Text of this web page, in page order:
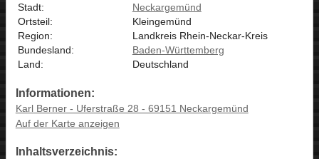
Stadt:
Neckargemünd
Ortsteil:
Kleingemünd
Region:
Landkreis Rhein-Neckar-Kreis
Bundesland:
Baden-Württemberg
Land:
Deutschland
Informationen:
Karl Berner - Uferstraße 28 - 69151 Neckargemünd
Auf der Karte anzeigen
Inhaltsverzeichnis: